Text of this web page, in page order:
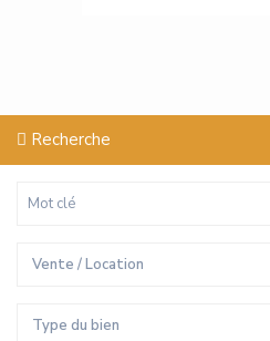
Recherche
Vente / Location
Type du bien